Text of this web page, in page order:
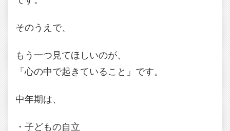
そのうえで、
もう一つ見てほしいのが、
「心の中で起きていること」です。
中年期は、
・子どもの自立